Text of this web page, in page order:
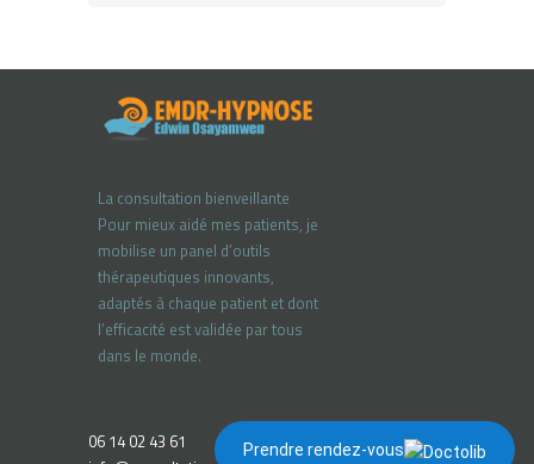
La consultation bienveillante
Pour mieux aidé mes patients, je
mobilise un panel d’outils
thérapeutiques innovants,
adaptés à chaque patient et dont
l’efficacité est validée par tous
dans le monde.
06 14 02 43 61
Prendre rendez-vous